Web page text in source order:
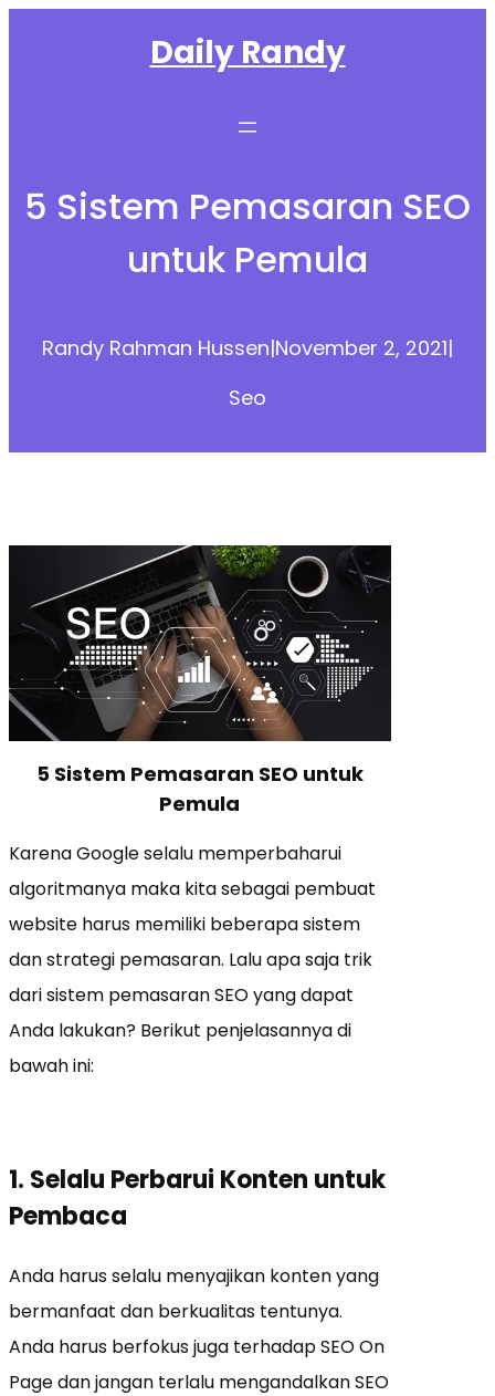
Daily Randy
5 Sistem Pemasaran SEO
untuk Pemula
Randy Rahman Hussen|November 2, 2021|
Seo
5 Sistem Pemasaran SEO untuk
Pemula
Karena Google selalu memperbaharui
algoritmanya maka kita sebagai pembuat
website harus memiliki beberapa sistem
dan strategi pemasaran. Lalu apa saja trik
dari sistem pemasaran SEO yang dapat
Anda lakukan? Berikut penjelasannya di
bawah ini:
1. Selalu Perbarui Konten untuk
Pembaca
Anda harus selalu menyajikan konten yang
bermanfaat dan berkualitas tentunya.
Anda harus berfokus juga terhadap SEO On
Page dan jangan terlalu mengandalkan SEO